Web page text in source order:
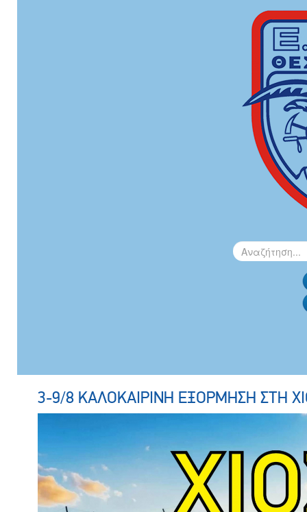
3-9/8 ΚΑΛΟΚΑΙΡΙΝΗ ΕΞΟΡΜΗΣΗ ΣΤΗ